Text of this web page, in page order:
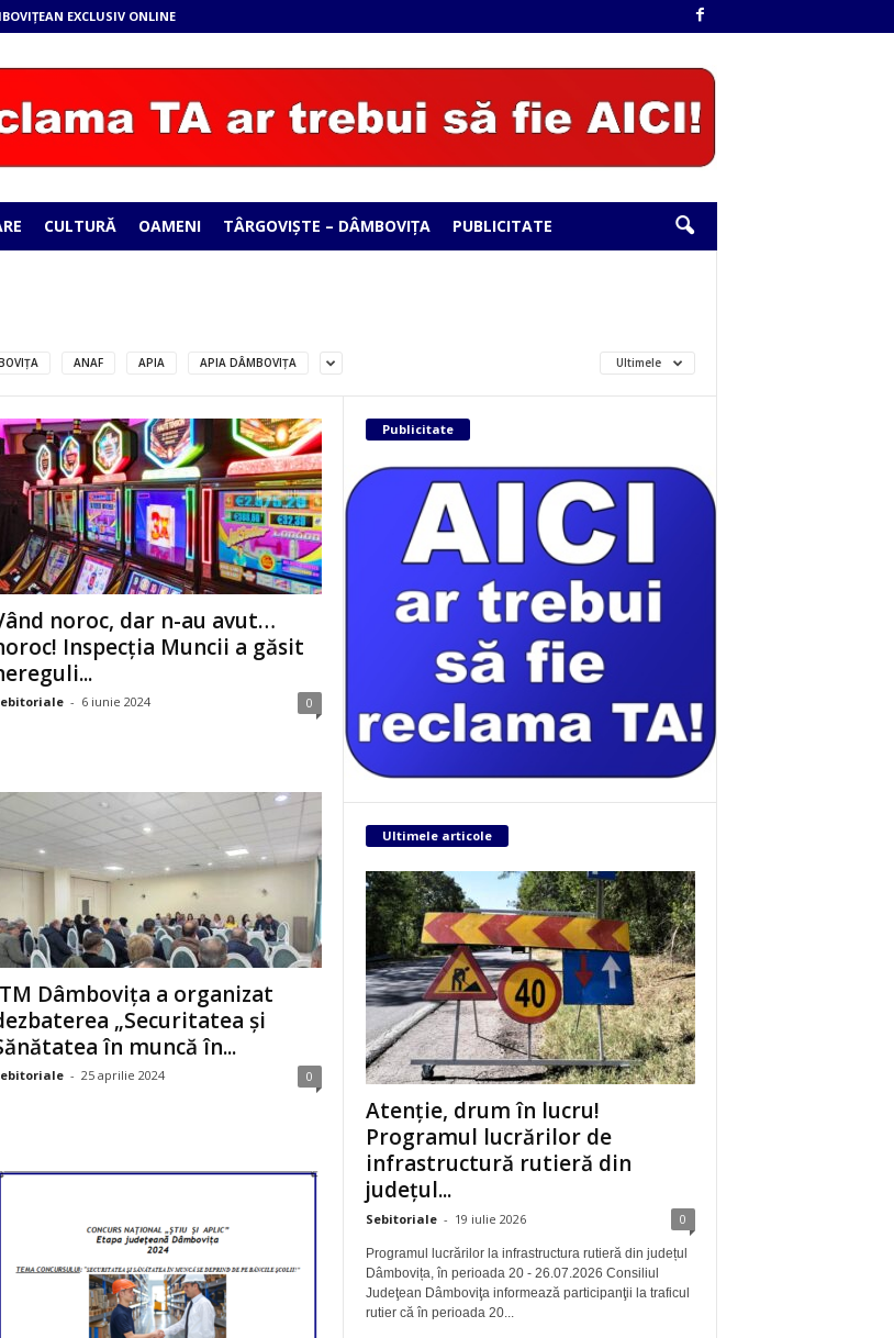
EXCLUSIV ONLINE
CULTURĂ OAMENI TÂRGOVIȘTE – DÂMBOVIȚA PUBLICITATE
ANAF APIA APIA DÂMBOVIŢA Ultimele
noroc, dar n-au avut…
Inspecția Muncii a găsit
- 6 iunie 2024 0
Dâmbovița a organizat
„Securitatea și
în muncă în...
- 25 aprilie 2024 0
Publicitate
Ultimele articole
Atenție, drum în lucru!
Programul lucrărilor de
infrastructură rutieră din
județul...
Sebitoriale - 19 iulie 2026 0
Programul lucrărilor la infrastructura rutieră din județul
Dâmbovița, în perioada 20 - 26.07.2026 Consiliul
Judeţean Dâmboviţa informează participanţii la traficul
rutier că în perioada 20...